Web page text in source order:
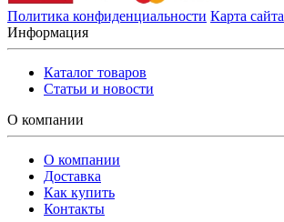
Политика конфиденциальности Карта сайта
Информация
Каталог товаров
Статьи и новости
О компании
О компании
Доставка
Как купить
Контакты